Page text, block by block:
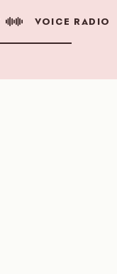
VOICE RADIO